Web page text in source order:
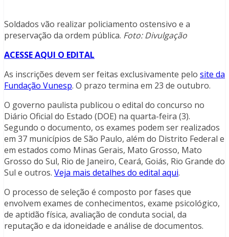
Soldados vão realizar policiamento ostensivo e a
preservação da ordem pública. Foto: Divulgação
ACESSE AQUI O EDITAL
As inscrições devem ser feitas exclusivamente pelo site da
Fundação Vunesp. O prazo termina em 23 de outubro.
O governo paulista publicou o edital do concurso no
Diário Oficial do Estado (DOE) na quarta-feira (3).
Segundo o documento, os exames podem ser realizados
em 37 municípios de São Paulo, além do Distrito Federal e
em estados como Minas Gerais, Mato Grosso, Mato
Grosso do Sul, Rio de Janeiro, Ceará, Goiás, Rio Grande do
Sul e outros. Veja mais detalhes do edital aqui.
O processo de seleção é composto por fases que
envolvem exames de conhecimentos, exame psicológico,
de aptidão física, avaliação de conduta social, da
reputação e da idoneidade e análise de documentos.